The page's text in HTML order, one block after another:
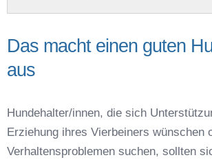
Das macht einen guten
aus
Hundehalter/innen, die sich
Erziehung ihres Vierbeiners wünschen
Verhaltensproblemen suchen, sollten